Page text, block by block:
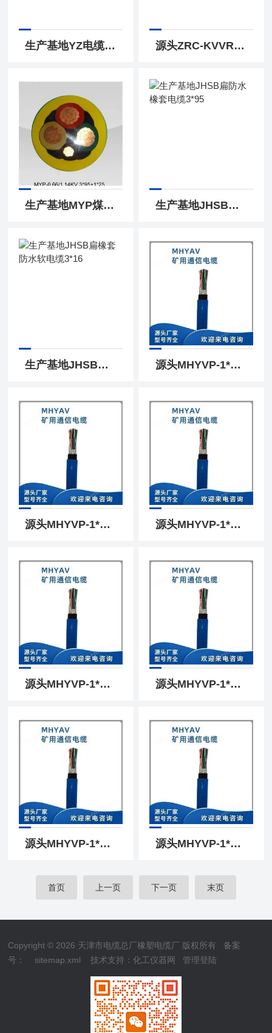
生产基地YZ电缆2*2.5价格YZW橡胶软电缆2*4 源头ZRC-KVVRP2阻燃铝塑带屏蔽电缆
生产基地MYP煤矿用屏蔽橡套软电缆3*35+1*16 生产基地JHSB扁防水橡套电缆3*95
生产基地JHSB扁橡套防水软电缆3*16 源头MHYVP-1*10*7/0.28矿井信号监测电缆
源头MHYVP-1*6*7/0.43矿用阻燃通信电缆价格 源头MHYVP-1*6*7/0.28屏蔽通信电缆价格|MHYVP
源头MHYVP-1*2*7/0.52矿用屏蔽电话电缆|MHYVP 源头MHYVP-1*6*7/0.28屏蔽通信线用途|MHYVP
源头MHYVP-1*8*7/0.28矿用屏蔽信号电缆|MHYVP 源头MHYVP-1*10*7/0.52矿用屏蔽信号电缆|MHYVP
首页 上一页 下一页 末页
Copyright © 2026 天津市电缆总厂橡塑电缆厂 版权所有 备案
号：
sitemap.xml 技术支持：化工仪器网 管理登陆